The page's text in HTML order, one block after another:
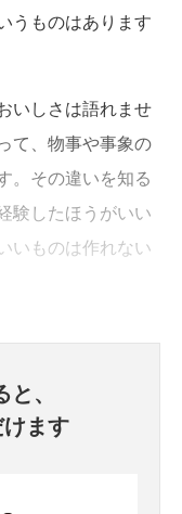
うものはあります
いしさは語れませ
て、物事や事象の
。その違いを知る
験したほうがいい
いものは作れない
、
ます